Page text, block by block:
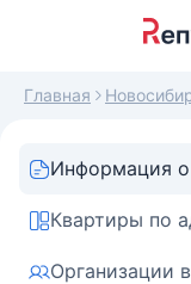
Главная
Информация
Квартиры по
Организации